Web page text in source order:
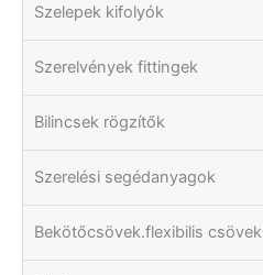
Szelepek kifolyók
Szerelvények fittingek
Bilincsek rögzítők
Szerelési segédanyagok
Bekötőcsövek.flexibilis csövek